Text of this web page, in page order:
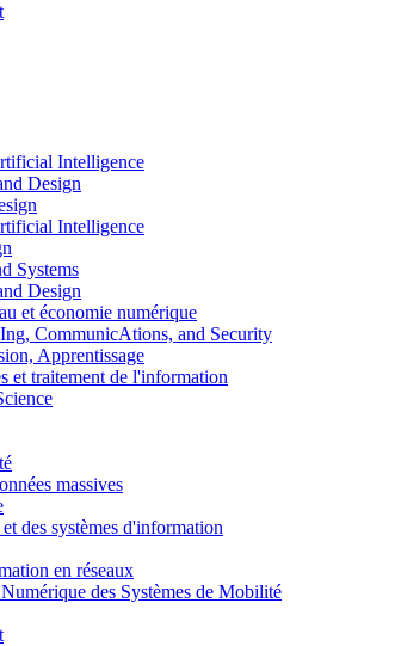
Intelligence
Design
Intelligence
Systems
Design
et économie numérique
CommunicAtions, and Security
Apprentissage
et traitement de l'information
massives
des systèmes d'information
en réseaux
des Systèmes de Mobilité